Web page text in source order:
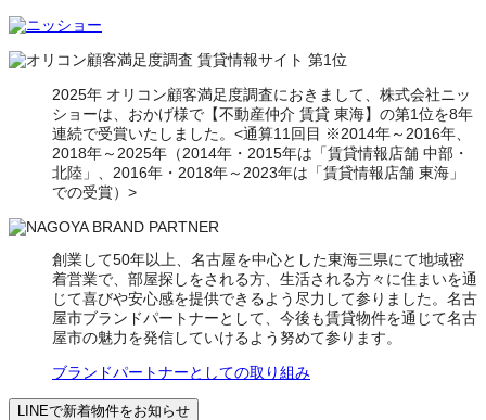
2025年 オリコン顧客満足度調査におきまして、株式会社ニッ
ショーは、おかげ様で【不動産仲介 賃貸 東海】の第1位を8年
連続で受賞いたしました。<通算11回目 ※2014年～2016年、
2018年～2025年（2014年・2015年は「賃貸情報店舗 中部・
北陸」、2016年・2018年～2023年は「賃貸情報店舗 東海」
での受賞）>
創業して50年以上、名古屋を中心とした東海三県にて地域密
着営業で、部屋探しをされる方、生活される方々に住まいを通
じて喜びや安心感を提供できるよう尽力して参りました。名古
屋市ブランドパートナーとして、今後も賃貸物件を通じて名古
屋市の魅力を発信していけるよう努めて参ります。
ブランドパートナーとしての取り組み
LINEで新着物件をお知らせ